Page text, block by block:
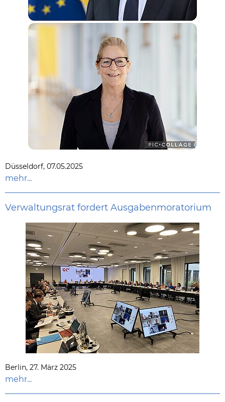
Düsseldorf, 07.05.2025
mehr...
Verwaltungsrat fordert Ausgabenmoratorium
Berlin, 27. März 2025
mehr...